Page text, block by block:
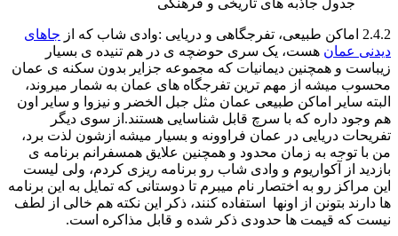
جدول جاذبه های تاریخی و فرهنگی
2.4.2 اماکن طبیعی، تفرجگاهی و دریایی :وادی شاب که از
جاهای
دیدنی عمان هست، یک سری حوضچه ی در هم تنیده ی بسیار
زیباست و همچنین دیمانیات که مجموعه جزایر بدون سکنه ی عمان
محسوب میشه از مهم ترین تفرجگاه های عمان به شمار میروند،
البته سایر اماکن طبیعی عمان مثل جبل الخضر و نیزوا و سایر اون
هم وجود داره که با سرچ قابل شناسایی هستند.از سوی دیگر
تفریحات دریایی در عمان فراوونه و بسیار میشه ازشون لذت برد،
من با توجه به زمان محدود و همچنین علایق همسفرانم برنامه ی
بازدید از آکواریوم و وادی شاب رو برنامه ریزی کردم، ولی لیست
این مراکز رو به اختصار نام میبرم تا دوستانی که تمایل به این برنامه
ها دارند بتونن از اونها استفاده کنند، ذکر این نکته هم خالی از لطف
نیست که قیمت ها حدودی ذکر شده و قابل مذاکره است.